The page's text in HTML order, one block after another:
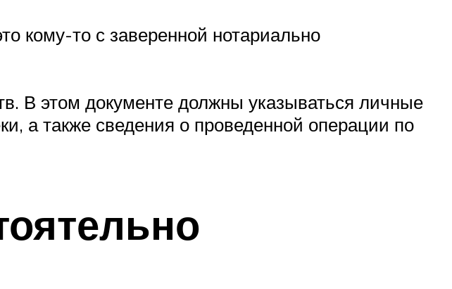
кому-то с заверенной нотариально
В этом документе должны указываться личные
а также сведения о проведенной операции по